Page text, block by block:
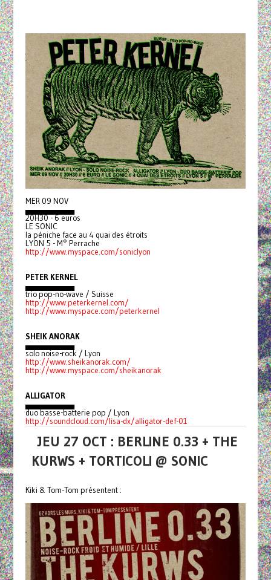
MER 09 NOV
▄▄▄▄▄▄▄▄▄
20H30 - 6 euros
LE SONIC
la péniche face au 4 quai des étroits
LYON 5 - M° Perrache
http://www.myspace.com/soniclyon
PETER KERNEL
▄▄▄▄▄▄▄▄▄
trio pop-no-wave / Suisse
http://www.peterkernel.com/
http://www.myspace.com/peterkernel
SHEIK ANORAK
▄▄▄▄▄▄▄▄▄
solo noise-rock / Lyon
http://www.sheikanorak.com/
http://www.myspace.com/sheikanorak
ALLIGATOR
▄▄▄▄▄▄▄▄▄
duo basse-batterie pop / Lyon
http://soundcloud.com/lisa-dx/alligator-def-01
JEU 27 OCT : BERLINE 0.33 + THE
KURWS + TORTICOLI @ SONIC
Kiki & Tom-Tom présentent :